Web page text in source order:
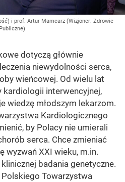
i prof. Artur Mamcarz (Wizjoner: Zdrowie
Publiczne)
dotyczą głównie
niewydolności serca,
wieńcowej. Od wielu lat
kardiologii interwencyjnej,
wiedzę młodszym lekarzom.
Kardiologicznego
by Polacy nie umierali
serca. Chce zmieniać
wyzwań XXI wieku, m.in.
badania genetyczne.
Polskiego Towarzystwa